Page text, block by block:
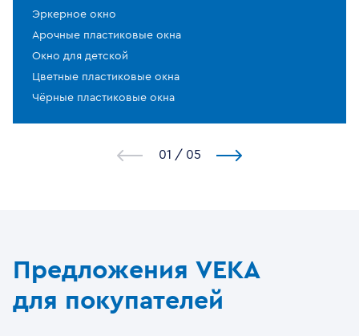
Эркерное окно
Арочные пластиковые окна
Окно для детской
Цветные пластиковые окна
Чёрные пластиковые окна
1 / 5
Предложения VEKA
для покупателей